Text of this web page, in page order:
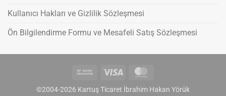
Kullanıcı Hakları ve Gizlilik Sözleşmesi
Ön Bilgilendirme Formu ve Mesafeli Satış Sözleşmesi
Bank
Visa
©2004-2026 Kartuş Ticaret İbrahim Hakan Yörük